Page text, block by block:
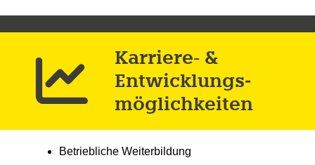
Karriere- &
Entwicklungs­
möglich­keiten
Betriebliche Weiterbildung